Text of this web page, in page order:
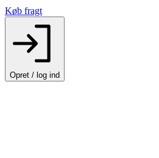
Køb fragt
Opret / log ind